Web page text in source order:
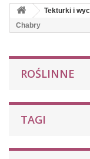
Tekturki i
Chabry
ROŚLINNE
TAGI